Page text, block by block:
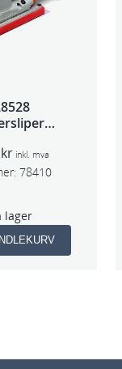
kr inkl. mva
78410
lager